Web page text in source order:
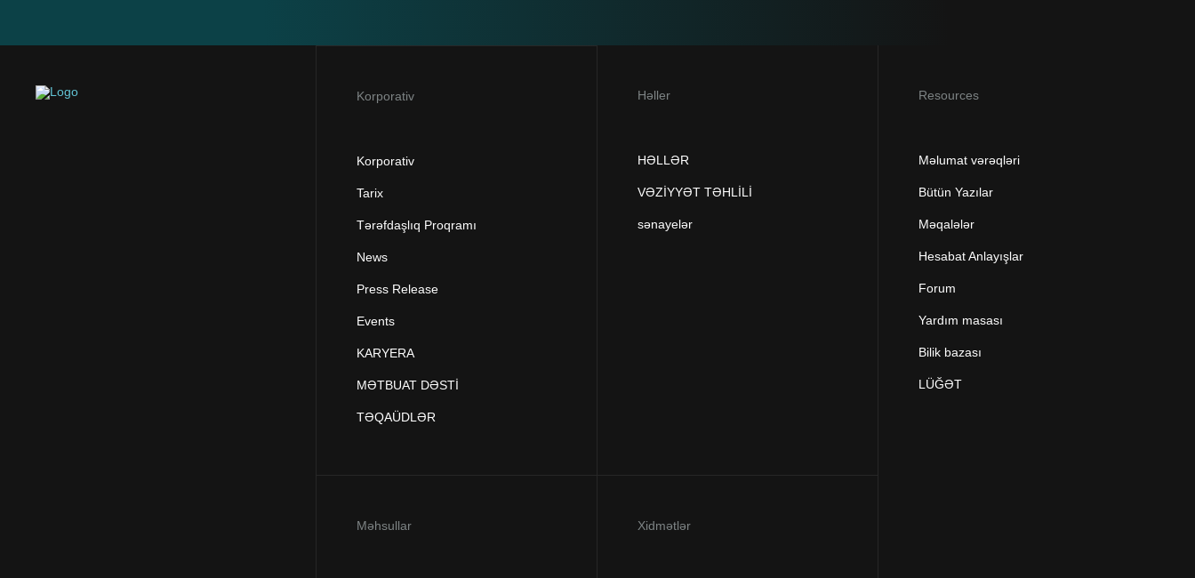
Korporativ
Korporativ
Tarix
Tərəfdaşlıq Proqramı
News
Press Release
Events
KARYERA
MƏTBUAT DƏSTİ
TƏQAÜDLƏR
Həller
HƏLLƏR
VƏZİYYƏT TƏHLİLİ
sənayelər
Resources
Məlumat vərəqləri
Bütün Yazılar
Məqalələr
Hesabat Anlayışlar
Forum
Yardım masası
Bilik bazası
LÜĞƏT
Məhsullar Xidmətlər